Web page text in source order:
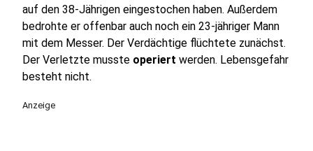
auf den 38-Jährigen eingestochen haben. Außerdem
bedrohte er offenbar auch noch ein 23-jähriger Mann
mit dem Messer. Der Verdächtige flüchtete zunächst.
Der Verletzte musste operiert werden. Lebensgefahr
besteht nicht.
Anzeige